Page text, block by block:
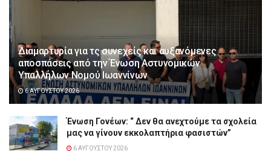
Διαμαρτυρία για τς συνεχείς και αυξανόμενες
αποσπάσεις από την Ένωση Αστυνομικών
Υπαλλήλων Νομού Ιωαννίνων
6 ΑΥΓΟΎΣΤΟΥ 2026
Ένωση Γονέων: “ Δεν θα ανεχτούμε τα σχολεία
μας να γίνουν εκκολαπτήρια φασιστών”
6 ΑΥΓΟΎΣΤΟΥ 2026